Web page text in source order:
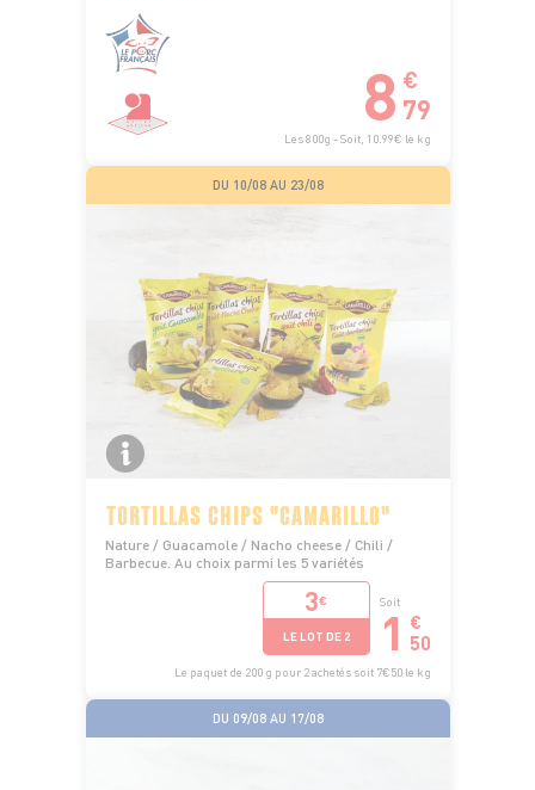
8 €
79
Les 800g - Soit, 10.99€ le kg
DU 10/08 AU 23/08
TORTILLAS CHIPS "CAMARILLO"
Nature / Guacamole / Nacho cheese / Chili /
Barbecue. Au choix parmi les 5 variétés
3€
LE LOT DE 2
Soit
1 €
50
Le paquet de 200 g pour 2 achetés soit 7€50 le kg
DU 09/08 AU 17/08